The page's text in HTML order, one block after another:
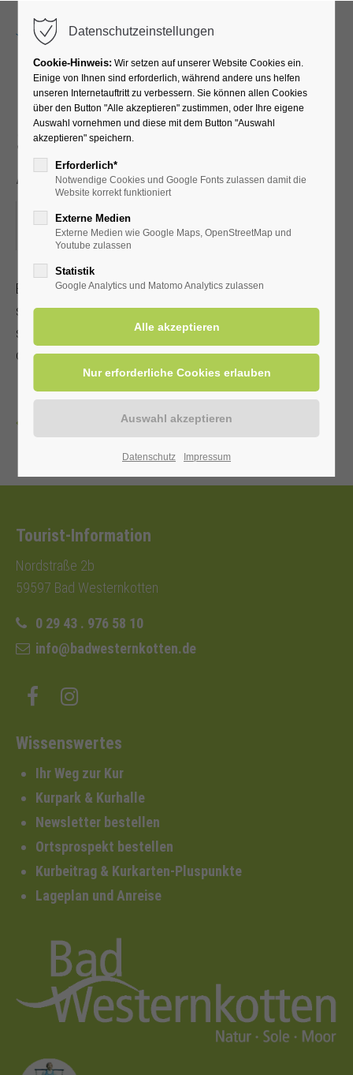
EFT Klopfakupressur -
Selbsthilfe bei Stress und
Angst
07.02.2024, 18:45–20:15
ORT: KLINIK SOLEQUELLE, RUHERAUM IM UG
EFT Klopfakupressur ist eine anerkannte Heilmethode, die
schnell erlernbar ist. Sie kann bei körperlichen und
seelischen Problemen eingesetzt werden. Mit Kur-/
oder Einwohnerkarte 2,00 €, ohne 3,00 €
Tourist-Information
Nordstraße 2b
59597 Bad Westernkotten
0 29 43 . 976 58 10
info@badwesternkotten.de
Wissenswertes
Ihr Weg zur Kur
Kurpark & Kurhalle
Newsletter bestellen
Ortsprospekt bestellen
Kurbeitrag & Kurkarten-Pluspunkte
Lageplan und Anreise
Datenschutzeinstellungen
Cookie-Hinweis: Wir setzen auf unserer Website Cookies ein.
Einige von Ihnen sind erforderlich, während andere uns helfen
unseren Internetauftritt zu verbessern. Sie können allen Cookies
über den Button "Alle akzeptieren" zustimmen, oder Ihre eigene
Auswahl vornehmen und diese mit dem Button "Auswahl
akzeptieren" speichern.
Erforderlich*
Notwendige Cookies und Google Fonts zulassen damit die
Website korrekt funktioniert
Externe Medien
Externe Medien wie Google Maps, OpenStreetMap und
Youtube zulassen
Statistik
Google Analytics und Matomo Analytics zulassen
Datenschutz Impressum